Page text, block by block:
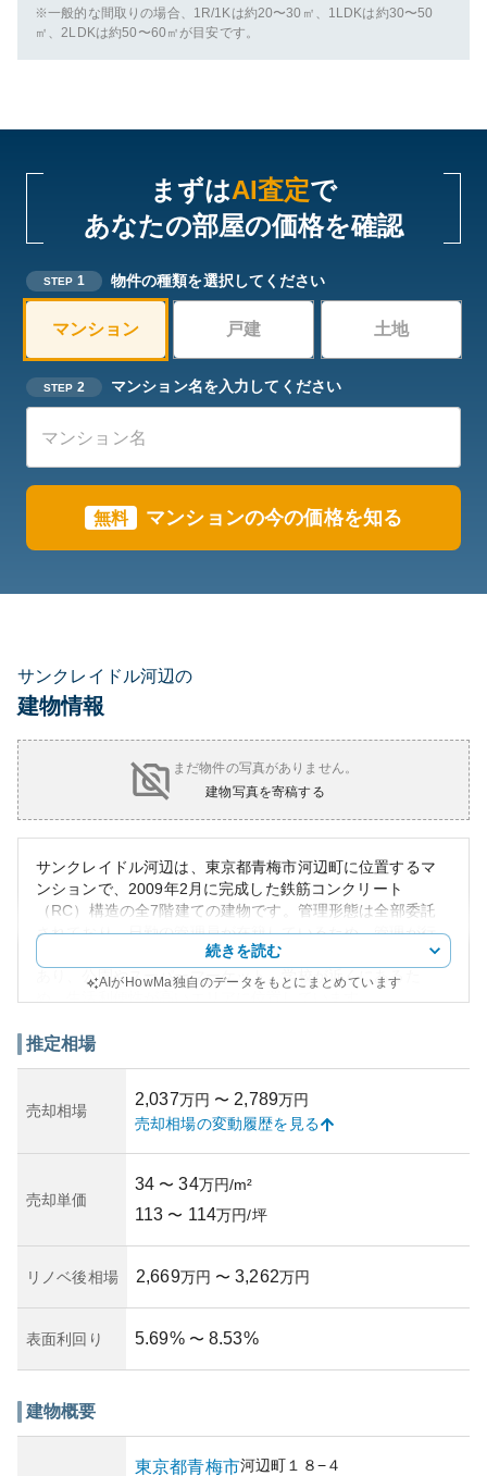
※一般的な間取りの場合、1R/1Kは約20〜30㎡、1LDKは約30〜50
㎡、2LDKは約50〜60㎡が目安です。
まずはAI査定で
あなたの部屋の価格を確認
STEP 1 物件の種類を選択してください
マンション 戸建 土地
STEP 2 マンション名を入力してください
無料 マンションの今の価格を知る
サンクレイドル河辺の
建物情報
まだ物件の写真がありません。
建物写真を寄稿する
サンクレイドル河辺は、東京都青梅市河辺町に位置するマ
ンションで、2009年2月に完成した鉄筋コンクリート
（RC）構造の全7階建ての建物です。管理形態は全部委託
されており、日勤の管理員が在籍しているため、管理が行
き届いています。周辺環境は緑豊かで落ち着いた住宅地で
あり、公園やスーパーマーケット、学校が近くにあるた
や窓の配置が美しく、居住者に快適な住環境を提供してい
があり将来の売却や賃貸収益においても期待ができます。
所有リスクは、築年数が比較的新しいため、建物自体の老
朽化リスクは低いですが、地震などの自然災害には引き続
により資産価値の変動がありうる点に留意が必要です。全
体的には安心して長期にわたり保有できる物件といえるで
続きを読む
AIがHowMa独自のデータをもとにまとめています
推定相場
売却相場
2,037万円 〜 2,789万円
売却相場の変動履歴を見る
売却単価
34 〜 34万円/m²
113 〜 114万円/坪
リノベ後相場 2,669万円 〜 3,262万円
表面利回り 5.69% 〜 8.53%
建物概要
東京都青梅市河辺町１８−４